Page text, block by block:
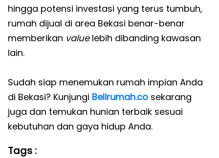
hingga potensi investasi yang terus tumbuh,
rumah dijual di area Bekasi benar-benar
memberikan valuelebih dibanding kawasan
lain.
Sudah siap menemukan rumah impian Anda
di Bekasi? Kunjungi Belirumah.co sekarang
juga dan temukan hunian terbaik sesuai
kebutuhan dan gaya hidup Anda.
Tags :